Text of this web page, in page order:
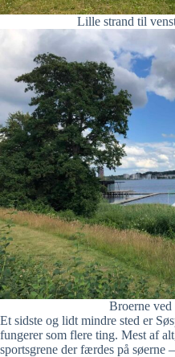
Lille strand til
Broerne ved
Et sidste og lidt mindre sted er
fungerer som flere ting. Mest af
sportsgrene der færdes på søerne